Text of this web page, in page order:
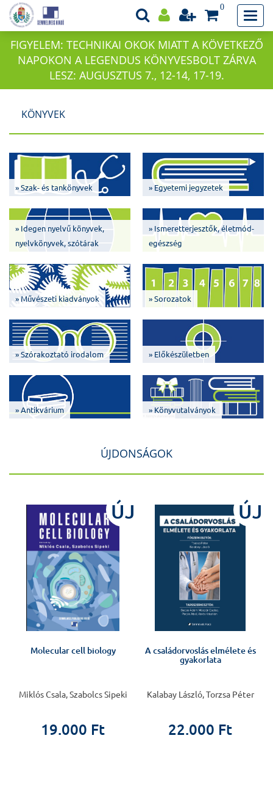
0
FIGYELEM: TECHNIKAI OKOK MIATT A KÖVETKEZŐ
NAPOKON A LEGENDUS KÖNYVESBOLT ZÁRVA
LESZ: AUGUSZTUS 7., 12-14, 17-19.
KÖNYVEK
» Szak- és tankönyvek » Egyetemi jegyzetek
» Idegen nyelvű könyvek,
nyelvkönyvek, szótárak
» Ismeretterjesztők, életmód-
egészség
» Művészeti kiadványok » Sorozatok
» Szórakoztató irodalom » Előkészületben
» Antikvárium » Könyvutalványok
ÚJDONSÁGOK
ÚJ
Molecular cell biology
Miklós Csala, Szabolcs Sipeki
19.000 Ft
ÚJ
A családorvoslás elmélete és
gyakorlata
Kalabay László, Torzsa Péter
22.000 Ft